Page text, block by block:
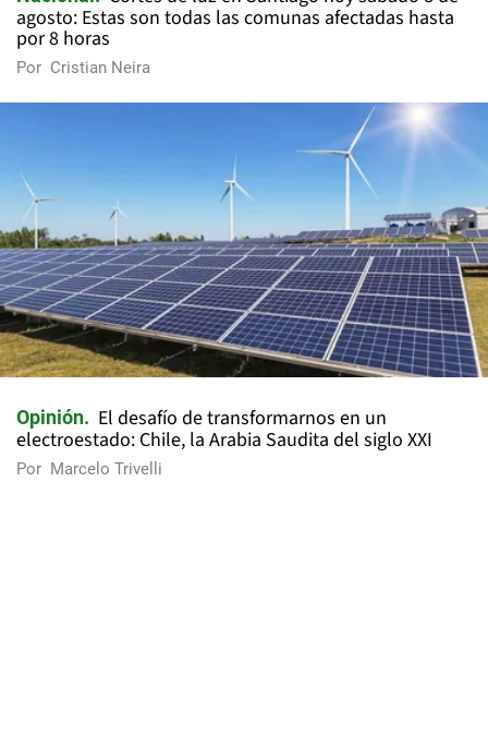
agosto: Estas son todas las comunas afectadas hasta
por 8 horas
Por Cristian Neira
Opinión
El desafío de transformarnos en un
electroestado: Chile, la Arabia Saudita del siglo XXI
Por Marcelo Trivelli